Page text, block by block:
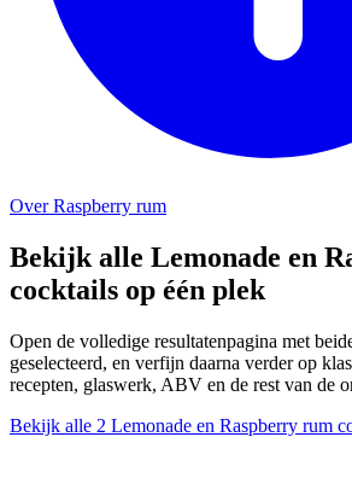
Over Raspberry rum
Bekijk alle Lemonade en
cocktails op één plek
Open de volledige resultatenpagina met
geselecteerd, en verfijn daarna verder op
recepten, glaswerk, ABV en de rest van de
Bekijk alle 2 Lemonade en Raspberry rum